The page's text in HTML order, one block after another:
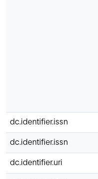
dc.identifier.issn
dc.identifier.issn
dc.identifier.uri